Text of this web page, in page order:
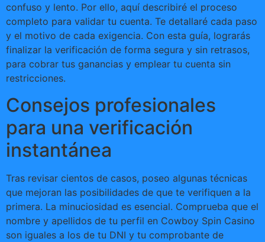
confuso y lento. Por ello, aquí describiré el proceso
completo para validar tu cuenta. Te detallaré cada paso
y el motivo de cada exigencia. Con esta guía, lograrás
finalizar la verificación de forma segura y sin retrasos,
para cobrar tus ganancias y emplear tu cuenta sin
restricciones.
Consejos profesionales
para una verificación
instantánea
Tras revisar cientos de casos, poseo algunas técnicas
que mejoran las posibilidades de que te verifiquen a la
primera. La minuciosidad es esencial. Comprueba que el
nombre y apellidos de tu perfil en Cowboy Spin Casino
son iguales a los de tu DNI y tu comprobante de